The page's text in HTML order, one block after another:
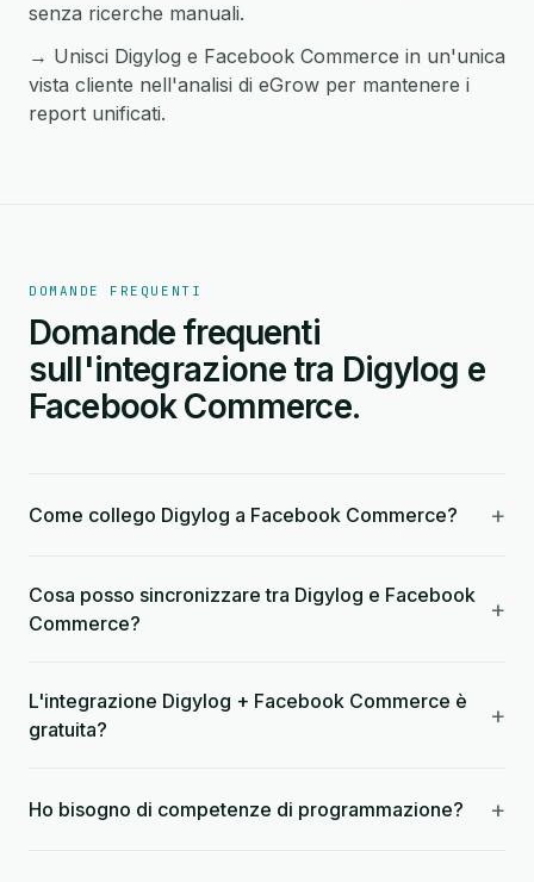
senza ricerche manuali.
→ Unisci Digylog e Facebook Commerce in un'unica
vista cliente nell'analisi di eGrow per mantenere i
report unificati.
DOMANDE FREQUENTI
Domande frequenti
sull'integrazione tra Digylog e
Facebook Commerce.
Come collego Digylog a Facebook Commerce? +
Cosa posso sincronizzare tra Digylog e Facebook
Commerce?
+
L'integrazione Digylog + Facebook Commerce è
gratuita?
+
Ho bisogno di competenze di programmazione? +